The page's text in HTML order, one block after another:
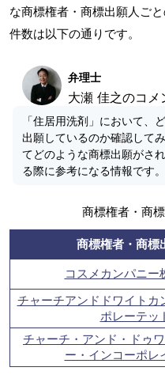
な商標権者・商標出願人ご
件数は以下の通りです。
弁理士
大瀬 佳之のコメ
「住居用洗剤」において、
出願しているのか確認して
てどのような商標出願がさ
る際に参考になる情報です。
商標権者・商
商標権者・商標
コスメカンパニー
チャーチアンドドワイトカ
ポレーテッ
チャーチ・アンド・ドゥ
ー・インコーポレ